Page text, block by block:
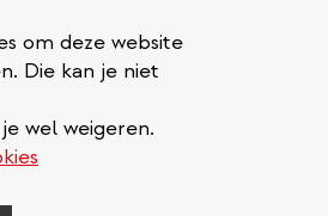
om deze website
Die kan je niet
wel weigeren.